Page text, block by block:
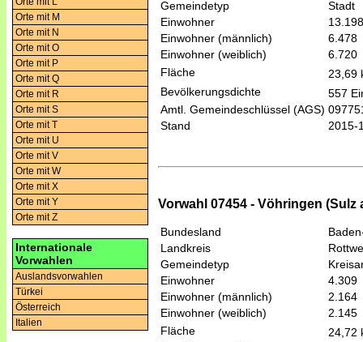
Orte mit M
Orte mit N
Orte mit O
Orte mit P
Orte mit Q
Orte mit R
Orte mit S
Orte mit T
Orte mit U
Orte mit V
Orte mit W
Orte mit X
Orte mit Y
Orte mit Z
Internationale
Vorwahlen
Auslandsvorwahlen
Türkei
Österreich
Italien
Gemeindetyp
Stadt
Einwohner
13.198
Einwohner (männlich)
6.478
Einwohner (weiblich)
6.720
Fläche
23,69
Bevölkerungsdichte
557
Amtl. Gemeindeschlüssel (AGS)
Stand
2015-
Vorwahl 07454 - Vöhringen (Sulz
Bundesland
Landkreis
Gemeindetyp
Einwohner
4.309
Einwohner (männlich)
2.164
Einwohner (weiblich)
2.145
Fläche
24,72